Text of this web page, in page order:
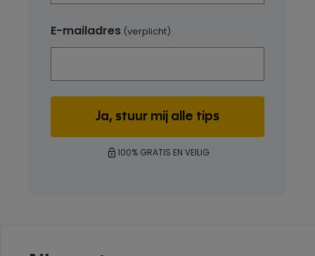
E-mailadres (verplicht)
100% GRATIS EN VEILIG